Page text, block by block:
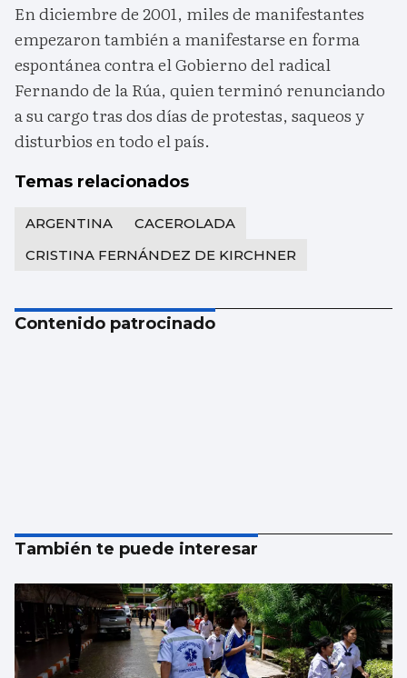
En diciembre de 2001, miles de manifestantes
empezaron también a manifestarse en forma
espontánea contra el Gobierno del radical
Fernando de la Rúa, quien terminó renunciando
a su cargo tras dos días de protestas, saqueos y
disturbios en todo el país.
Temas relacionados
ARGENTINA
CACEROLADA
CRISTINA FERNÁNDEZ DE KIRCHNER
Contenido patrocinado
También te puede interesar